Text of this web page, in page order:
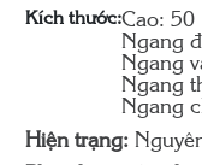
Kích thước:Cao: 50
Ngang
Ngang
Ngang
Ngang
Hiện trạng: